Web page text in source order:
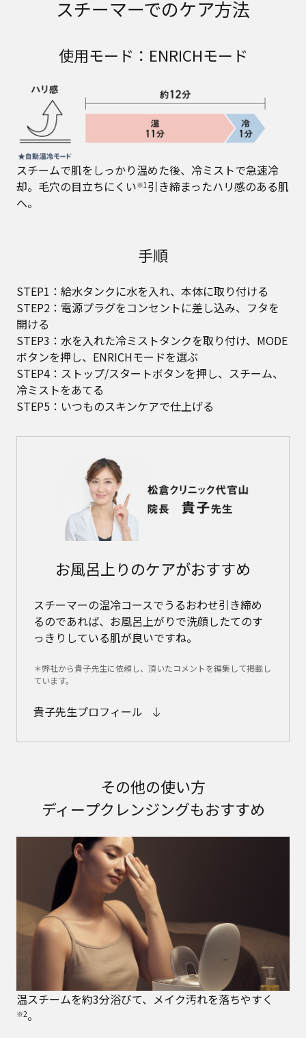
スチーマーでのケア方法
使用モード：ENRICHモード
スチームで肌をしっかり温めた後、冷ミストで急速冷
却。毛穴の目立ちにくい※1 引き締まったハリ感のある肌
へ。
手順
STEP1：給水タンクに水を入れ、本体に取り付ける
STEP2：電源プラグをコンセントに差し込み、フタを
開ける
STEP3：水を入れた冷ミストタンクを取り付け、MODE
ボタンを押し、ENRICHモードを選ぶ
STEP4：ストップ/スタートボタンを押し、スチーム、
冷ミストをあてる
STEP5：いつものスキンケアで仕上げる
お風呂上りのケアがおすすめ
スチーマーの温冷コースでうるおわせ引き締め
るのであれば、お風呂上がりで洗顔したてのす
っきりしている肌が良いですね。
＊弊社から貴子先生に依頼し、頂いたコメントを編集して掲載し
ています。
貴子先生プロフィール
その他の使い方
ディープクレンジングもおすすめ
温スチームを約3分浴びて、メイク汚れを落ちやすく
※2。